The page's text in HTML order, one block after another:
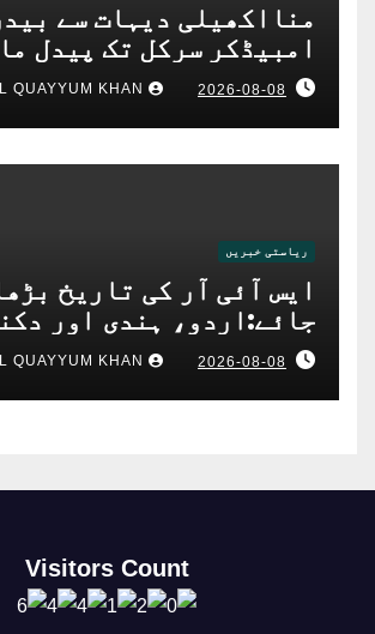
منااکھیلی دیہات سے
امبیڈکر سرکل تک پیدل
2026-08-08
QUAYYUM KHAN
ریاستی خبریں
ایس آئی آر کی تاریخ
جائے:اردو، ہندی اور
میرؔبیدری کامطالبہ
2026-08-08
QUAYYUM KHAN